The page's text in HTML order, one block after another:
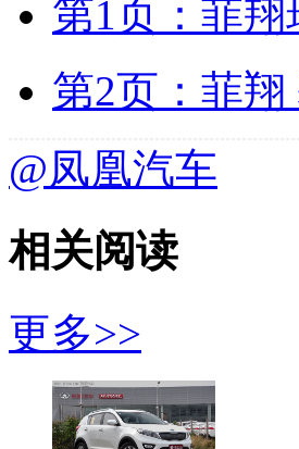
第1页：菲
第2页：菲
@凤凰汽车
相关阅读
更多>>